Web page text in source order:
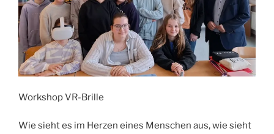
Workshop VR-Brille
Wie sieht es im Herzen eines Menschen aus, wie sieht